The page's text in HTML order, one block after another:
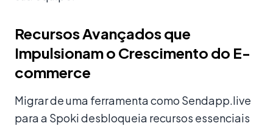
Recursos Avançados que
Impulsionam o Crescimento do E-
commerce
Migrar de uma ferramenta como Sendapp.live
para a Spoki desbloqueia recursos essenciais